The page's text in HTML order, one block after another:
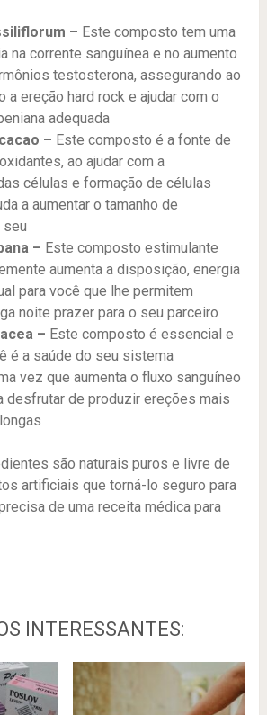
– Este composto tem uma
na corrente sanguínea e no aumento
testosterona, assegurando ao
a ereção hard rock e ajudar com o
adequada
– Este composto é a fonte de
ao ajudar com a
células e formação de células
a aumentar o tamanho de
seu
– Este composto estimulante
aumenta a disposição, energia
para você que lhe permitem
noite prazer para o seu parceiro
– Este composto é essencial e
é a saúde do seu sistema
vez que aumenta o fluxo sanguíneo
desfrutar de produzir ereções mais
são naturais puros e livre de
artificiais que torná-lo seguro para
de uma receita médica para
INTERESSANTES: